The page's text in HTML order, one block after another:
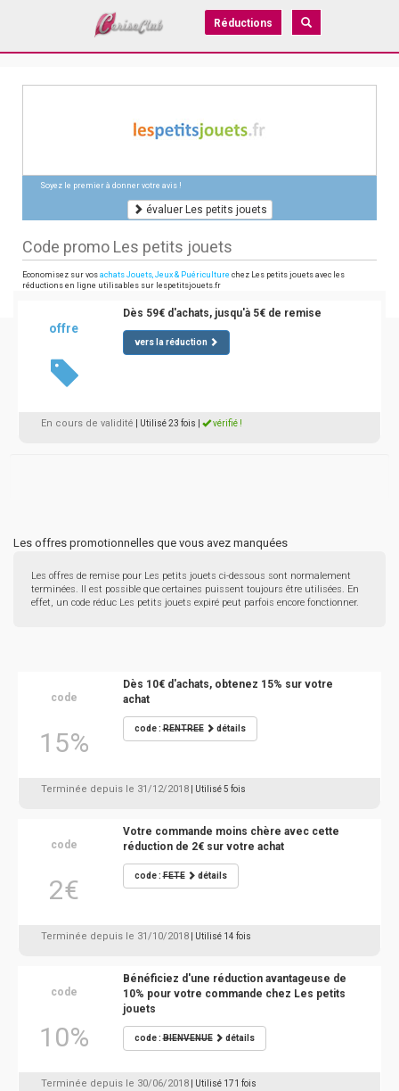
Réductions
Soyez le premier à donner votre avis !
évaluer Les petits jouets
Code promo Les petits jouets
Economisez sur vos achats Jouets, Jeux & Puériculture chez Les petits jouets avec les
réductions en ligne utilisables sur lespetitsjouets.fr
offre
Dès 59€ d'achats, jusqu'à 5€ de remise
vers la réduction
En cours de validité | Utilisé 23 fois vérifié !
Les offres promotionnelles que vous avez manquées
Les offres de remise pour Les petits jouets ci-dessous sont normalement
terminées. Il est possible que certaines puissent toujours être utilisées. En
effet, un code réduc Les petits jouets expiré peut parfois encore fonctionner.
code
15%
Dès 10€ d'achats, obtenez 15% sur votre
achat
code :RENTREE détails
Terminée depuis le 31/12/2018 | Utilisé 5 fois
code
2€
Votre commande moins chère avec cette
réduction de 2€ sur votre achat
code :FETE détails
Terminée depuis le 31/10/2018 | Utilisé 14 fois
code
10%
Bénéficiez d'une réduction avantageuse de
10% pour votre commande chez Les petits
jouets
code :BIENVENUE détails
Terminée depuis le 30/06/2018 | Utilisé 171 fois